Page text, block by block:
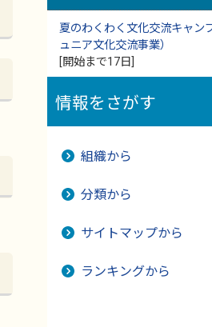
夏のわくわく文化交流キャン
ュニア文化交流事業）
[開始まで17日]
情報をさがす
組織から
分類から
サイトマップから
ランキングから